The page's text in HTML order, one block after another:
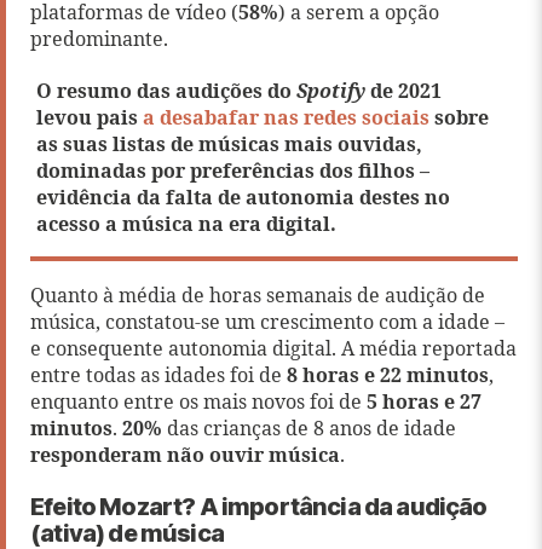
plataformas de vídeo (58%) a serem a opção
predominante.
O resumo das audições do Spotify de 2021
levou pais a desabafar nas redes sociais sobre
as suas listas de músicas mais ouvidas,
dominadas por preferências dos filhos –
evidência da falta de autonomia destes no
acesso a música na era digital.
Quanto à média de horas semanais de audição de
música, constatou-se um crescimento com a idade –
e consequente autonomia digital. A média reportada
entre todas as idades foi de 8 horas e 22 minutos,
enquanto entre os mais novos foi de 5 horas e 27
minutos. 20% das crianças de 8 anos de idade
responderam não ouvir música.
Efeito Mozart? A importância da audição
(ativa) de música